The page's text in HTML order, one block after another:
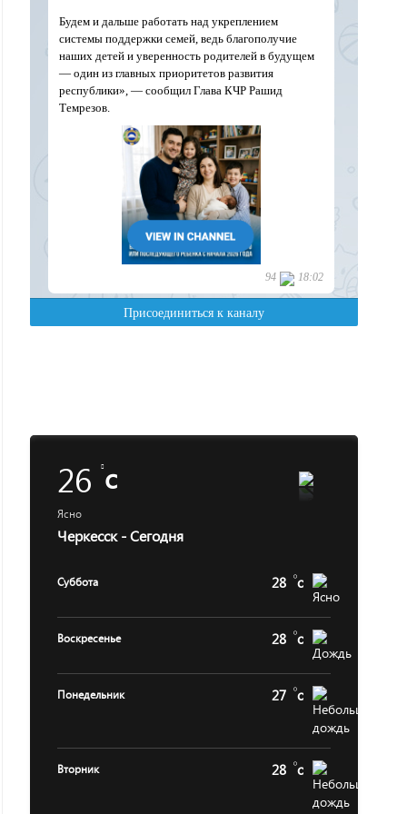
26c
Ясно
Черкесск - Сегодня
Суббота 28 c
Воскресенье 28 c
Понедельник 27 c
Вторник 28 c